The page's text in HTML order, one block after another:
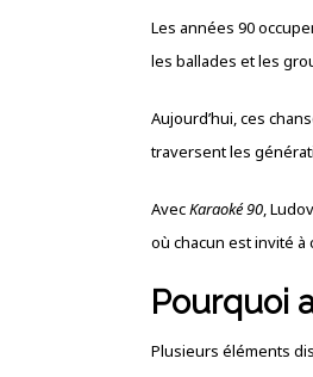
Les années 90
les ballades et les
Aujourd’hui, ces
traversent les
AvecKaraoké 90,
où chacun est invité
Pourquoi
Plusieurs éléments